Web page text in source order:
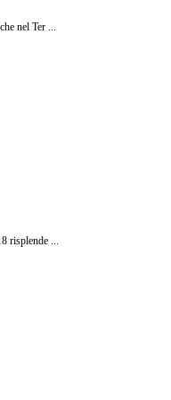
nel Ter ...
risplende ...